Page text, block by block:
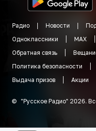
Радио Новости
Одноклассники
MAX
Обратная связь
Политика безопасности
Выдача призов
Акции
© "Русское Радио" 2026.